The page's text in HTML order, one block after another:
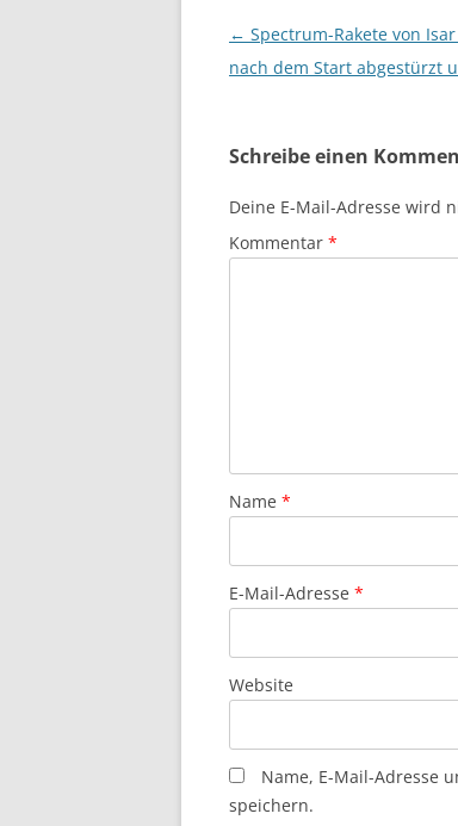
Beitragsnavigation
← Spectrum-Rakete von
nach dem Start abgestürzt
Schreibe einen
Deine E-Mail-Adresse wird
Kommentar *
Name *
E-Mail-Adresse *
Website
Name, E-Mail-Adresse
speichern.